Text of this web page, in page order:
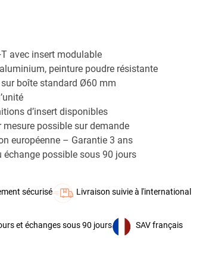
avec insert modulable
peinture poudre résistante
boîte standard Ø60 mm
d’insert disponibles
mesure possible sur demande
européenne – Garantie 3 ans
échange possible sous 90 jours
sécurisé Livraison suivie à l'international
et échanges sous 90 jours SAV français